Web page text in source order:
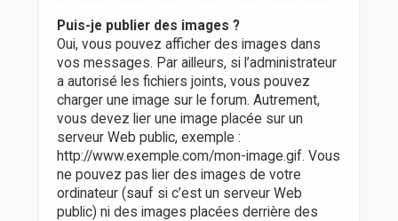
Puis-je publier des images ?
Oui, vous pouvez afficher des images dans
vos messages. Par ailleurs, si l’administrateur
a autorisé les fichiers joints, vous pouvez
charger une image sur le forum. Autrement,
vous devez lier une image placée sur un
serveur Web public, exemple :
http://www.exemple.com/mon-image.gif. Vous
ne pouvez pas lier des images de votre
ordinateur (sauf si c’est un serveur Web
public) ni des images placées derrière des